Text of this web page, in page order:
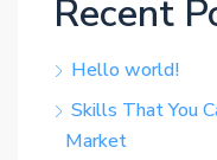
Recent
Hello world!
Skills That You
Market